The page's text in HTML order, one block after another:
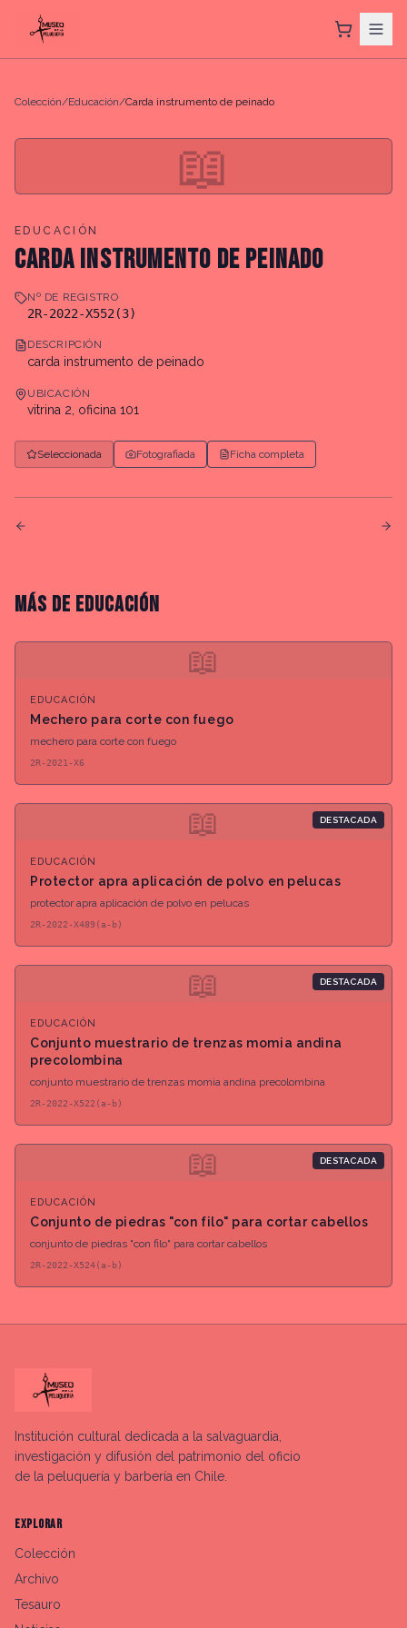
Colección/Educación/Carda instrumento de peinado
📖
EDUCACIÓN
CARDA INSTRUMENTO DE PEINADO
Nº DE REGISTRO
2R-2022-X552(3)
DESCRIPCIÓN
carda instrumento de peinado
UBICACIÓN
vitrina 2, oficina 101
Seleccionada Fotografiada Ficha completa
MÁS DE EDUCACIÓN
📖
EDUCACIÓN
Mechero para corte con fuego
mechero para corte con fuego
2R-2021-X6
📖 DESTACADA
EDUCACIÓN
Protector apra aplicación de polvo en pelucas
protector apra aplicación de polvo en pelucas
2R-2022-X489(a-b)
📖 DESTACADA
EDUCACIÓN
Conjunto muestrario de trenzas momia andina
precolombina
conjunto muestrario de trenzas momia andina precolombina
2R-2022-X522(a-b)
📖 DESTACADA
EDUCACIÓN
Conjunto de piedras "con filo" para cortar cabellos
conjunto de piedras "con filo" para cortar cabellos
2R-2022-X524(a-b)
Institución cultural dedicada a la salvaguardia,
investigación y difusión del patrimonio del oficio
de la peluquería y barbería en Chile.
EXPLORAR
Colección
Archivo
Tesauro